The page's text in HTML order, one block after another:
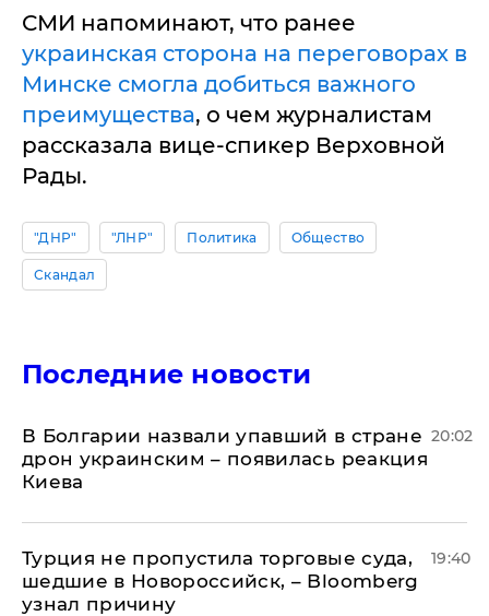
СМИ напоминают, что ранее
украинская сторона на переговорах в
Минске смогла добиться важного
преимущества, о чем журналистам
рассказала вице-спикер Верховной
Рады.
"ДНР" "ЛНР" Политика Общество
Скандал
Последние новости
В Болгарии назвали упавший в стране
дрон украинским – появилась реакция
Киева
20:02
Турция не пропустила торговые суда,
шедшие в Новороссийск, – Bloomberg
узнал причину
19:40